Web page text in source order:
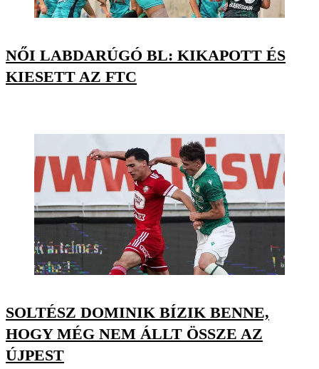
NŐI LABDARÚGÓ BL: KIKAPOTT ÉS
KIESETT AZ FTC
SOLTÉSZ DOMINIK BÍZIK BENNE,
HOGY MÉG NEM ÁLLT ÖSSZE AZ
ÚJPEST